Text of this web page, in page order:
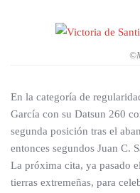
En la categoría de
García con su Datsun 260
segunda posición tras el
entonces segundos Juan C.
La próxima cita, ya pasado
tierras extremeñas, para